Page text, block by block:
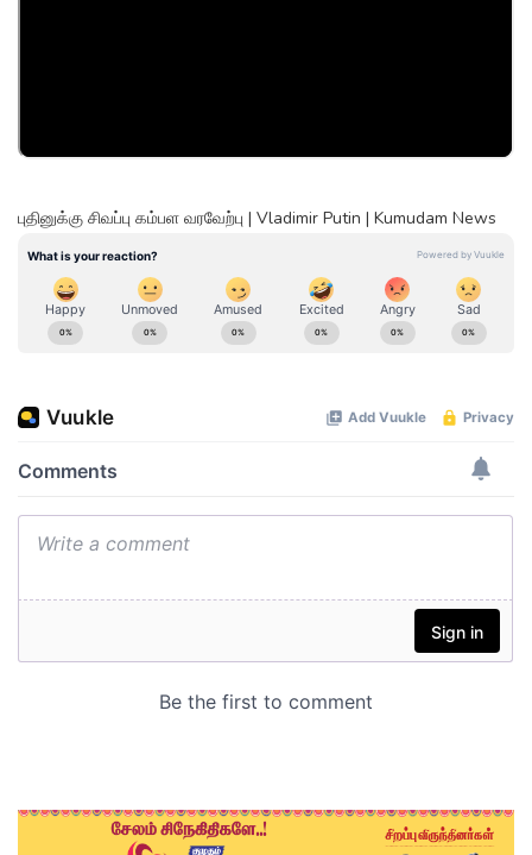
புதினுக்கு சிவப்பு கம்பள வரவேற்பு | Vladimir Putin | Kumudam News